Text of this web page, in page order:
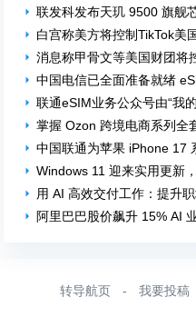
联发科发布天玑 9500 旗舰
白宫称美方将控制TikTok美
消息称甲骨文等美国财团将
中国电信已全面准备就绪
联通eSIM业务公众号由“我
掌握 Ozon 跨境电商系列全
中国联通为苹果 iPhone 17
Windows 11 迎来实用更新
用 AI 高效交付工作：提升
阿里巴巴股价飙升 15% AI
转导航页 - 我要投稿